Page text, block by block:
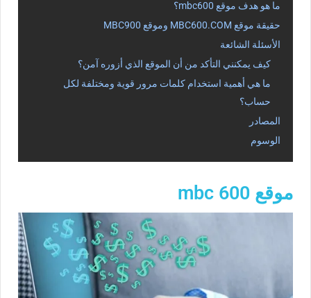
ما هو هدف موقع mbc600؟
حقيقة موقع MBC600.COM وموقع MBC900
الأسئلة الشائعة
كيف يمكنني التأكد من أن الموقع الذي أزوره آمن؟
ما هي أهمية استخدام كلمات مرور قوية ومختلفة لكل
حساب؟
المصادر
الوسوم
موقع mbc 600